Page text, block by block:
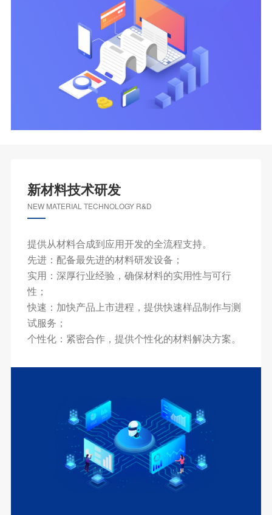
新材料技术研发
NEW MATERIAL TECHNOLOGY R&D
提供从材料合成到应用开发的全流程支持。
先进：配备最先进的材料研发设备；
实用：深厚行业经验，确保材料的实用性与可行
性；
快速：加快产品上市进程，提供快速样品制作与测
试服务；
个性化：紧密合作，提供个性化的材料解决方案。